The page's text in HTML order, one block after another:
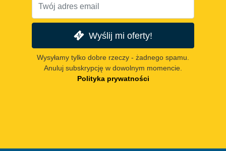
Wyślij mi oferty!
Wysyłamy tylko dobre rzeczy - żadnego spamu.
Anuluj subskrypcję w dowolnym momencie.
Polityka prywatności